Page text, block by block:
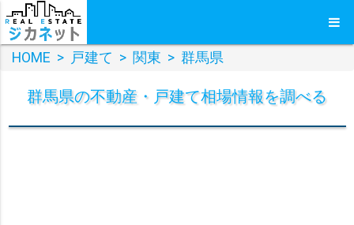
HOME > 戸建て > 関東 > 群馬県
群馬県の不動産・戸建て相場情報を調べる